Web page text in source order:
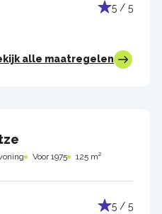
5 / 5
alle maatregelen
Voor 1975 125 m²
5 / 5